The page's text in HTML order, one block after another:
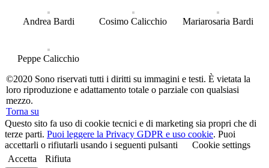
Andrea Bardi Cosimo Calicchio Mariarosaria Bardi
Peppe Calicchio
©2020 Sono riservati tutti i diritti su immagini e testi. È vietata la
loro riproduzione e adattamento totale o parziale con qualsiasi
mezzo.
Torna su
Questo sito fa uso di cookie tecnici e di marketing sia propri che di
terze parti. Puoi leggere la Privacy GDPR e uso cookie. Puoi
accettarli o rifiutarli usando i seguenti pulsanti
Cookie settings
Accetta
Rifiuta